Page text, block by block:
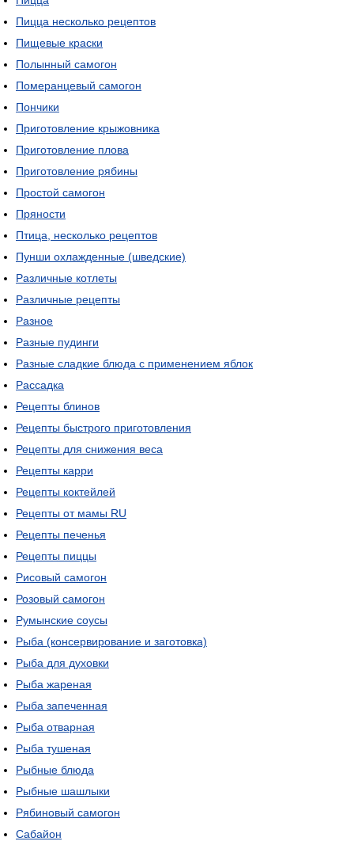
Пицца несколько рецептов
Пищевые краски
Полынный самогон
Померанцевый самогон
Пончики
Приготовление крыжовника
Приготовление плова
Приготовление рябины
Простой самогон
Пряности
Птица, несколько рецептов
Пунши охлажденные (шведские)
Различные котлеты
Различные рецепты
Разное
Разные пудинги
Разные сладкие блюда с применением яблок
Рассадка
Рецепты блинов
Рецепты быстрого приготовления
Рецепты для снижения веса
Рецепты карри
Рецепты коктейлей
Рецепты от мамы RU
Рецепты печенья
Рецепты пиццы
Рисовый самогон
Розовый самогон
Румынские соусы
Рыба (консервирование и заготовка)
Рыба для духовки
Рыба жареная
Рыба запеченная
Рыба отварная
Рыба тушеная
Рыбные блюда
Рыбные шашлыки
Рябиновый самогон
Сабайон